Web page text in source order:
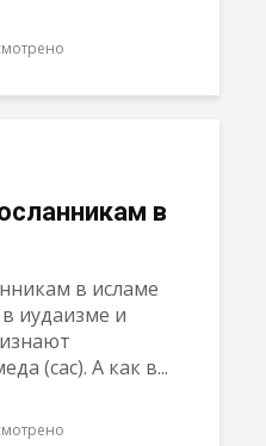
в
в исламе
иудаизме и
(сас). А как в...